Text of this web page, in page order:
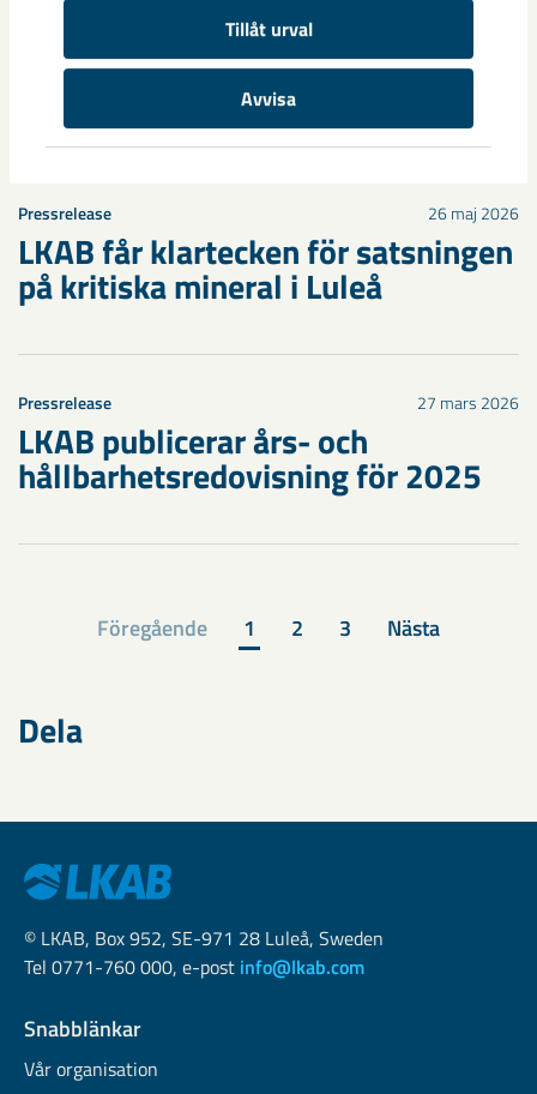
Tillåt urval
Avvisa
Stålpendeln nyttjas bättre för
Pressrelease 26 maj 2026
LKAB får klartecken för satsningen
på kritiska mineral i Luleå
Pressrelease 27 mars 2026
LKAB publicerar års- och
hållbarhetsredovisning för 2025
Föregående 1 2 3 Nästa
Dela
© LKAB, Box 952, SE-971 28 Luleå, Sweden
Tel 0771-760 000, e-post info@lkab.com
Snabblänkar
Vår organisation